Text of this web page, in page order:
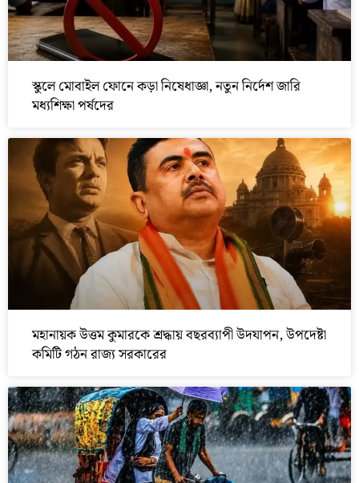
স্কুলে মোবাইল ফোনে কড়া নিষেধাজ্ঞা, নতুন নির্দেশ জারি
মধ্যশিক্ষা পর্ষদের
মহানায়ক উত্তম কুমারকে শ্রদ্ধায় বছরব্যাপী উদযাপন, উপদেষ্টা
কমিটি গঠন রাজ্য সরকারের